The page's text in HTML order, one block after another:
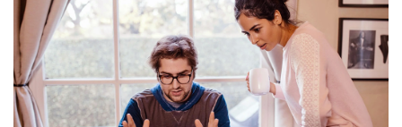
PERÚ
CHILE
ARGENTINA